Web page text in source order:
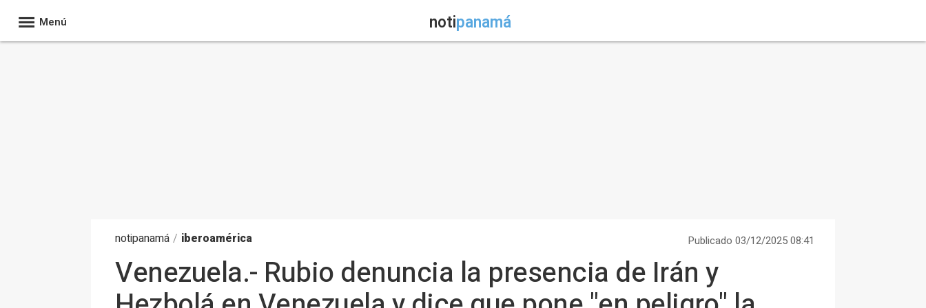
Menú notipanamá
notipanamá / iberoamérica Publicado 03/12/2025 08:41
Venezuela.- Rubio denuncia la presencia de Irán y